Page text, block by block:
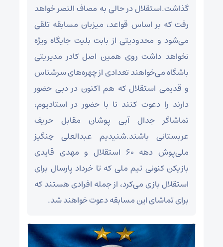
گذاشت.استقلال در حالی به مصاف النصر خواهد
رفت که بر اساس قواعد، میزبان مسابقه تلقی
می‌شود و محدودیتی از بابت بلیت جایگاه ویژه
نخواهد داشت روی همین اصل کادر مدیریتی
باشگاه می‌خواهند تعدادی از چهره‌های سرشناس
و قدیمی استقلال که هم اکنون در دبی حضور
دارند را دعوت کنند تا با حضور در استادیوم،
تماشاگر جدال آبی پوشان مقابل حریف
عربستانی باشند.شنیدیم عبدالعلی چنگیز
ملی‌پوش دهه ۶۰ استقلال و مهدی قایدی
بازیکن کنونی تیم ملی که تا خرداد پارسال برای
استقلال بازی می‌کرد، از جمله افرادی هستند که
برای تماشای این مسابقه دعوت خواهند شد.